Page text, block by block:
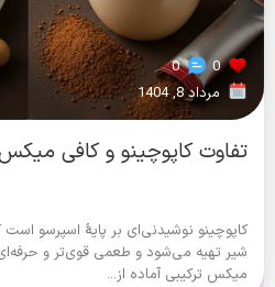
0
0
مرداد 8, 1404
تفاوت کاپوچینو و کافی
کاپوچینو نوشیدنی‌ای بر پایهٔ اسپرسو
شیر تهیه می‌شود و طعمی قوی‌تر و
میکس ترکیبی آماده از...